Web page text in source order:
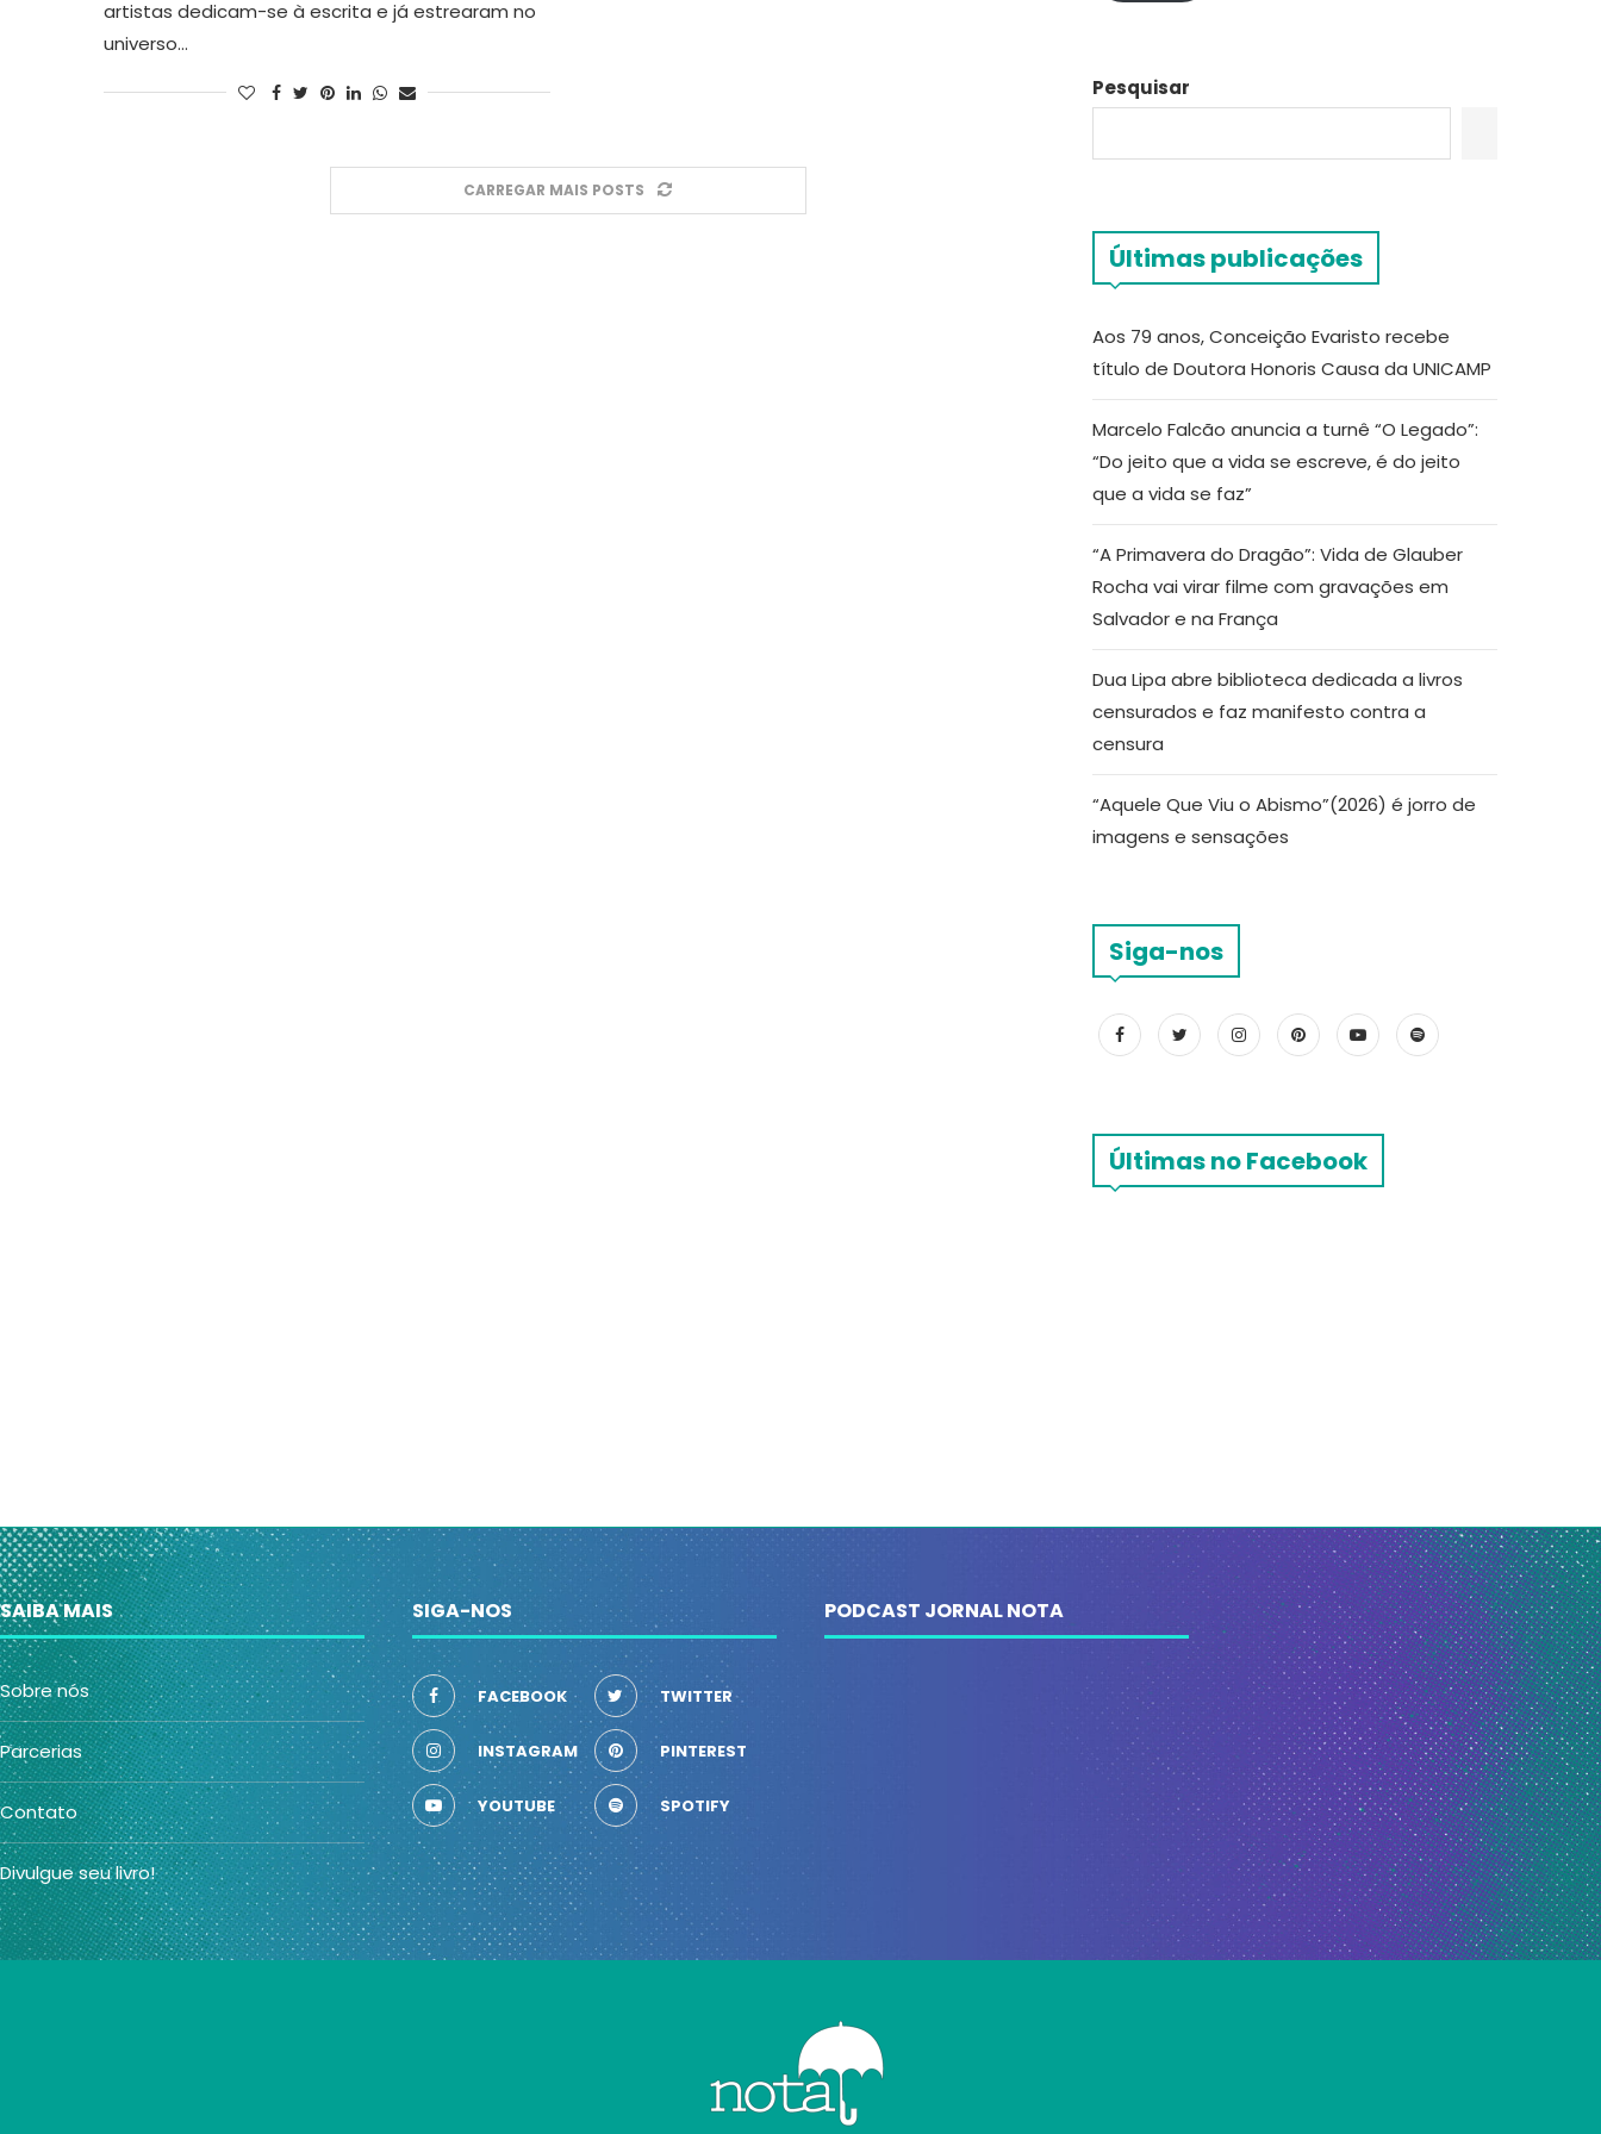
artistas dedicam-se à escrita e já estrearam no
universo…
CARREGAR MAIS POSTS
Pesquisar
Últimas publicações
Aos 79 anos, Conceição Evaristo recebe
título de Doutora Honoris Causa da UNICAMP
Marcelo Falcão anuncia a turnê “O Legado”:
“Do jeito que a vida se escreve, é do jeito
que a vida se faz”
“A Primavera do Dragão”: Vida de Glauber
Rocha vai virar filme com gravações em
Salvador e na França
Dua Lipa abre biblioteca dedicada a livros
censurados e faz manifesto contra a
censura
“Aquele Que Viu o Abismo”(2026) é jorro de
imagens e sensações
Siga-nos
Últimas no Facebook
SAIBA MAIS
Sobre nós
Parcerias
Contato
Divulgue seu livro!
SIGA-NOS
FACEBOOK TWITTER
INSTAGRAM PINTEREST
YOUTUBE SPOTIFY
PODCAST JORNAL NOTA